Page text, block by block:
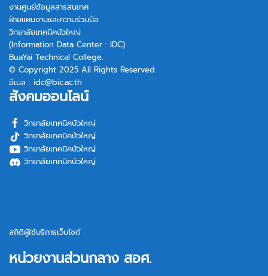
งานศูนย์ข้อมูลสารสนเทศ
ฝ่ายแผนงานและความร่วมมือ
วิทยาลัยเทคนิคบัวใหญ่
(Information Data Center : IDC)
BuaYai Technical College.
© Copyright 2025 All Rights Reserved.
อีเมล : idc@bic.ac.th
สังคมออนไลน์
วิทยาลัยเทคนิคบัวใหญ่
วิทยาลัยเทคนิคบัวใหญ่
วิทยาลัยเทคนิคบัวใหญ่
วิทยาลัยเทคนิคบัวใหญ่
สถิติผู้ใช้บริการเว็บไซต์
หน่วยงานส่วนกลาง สอศ.